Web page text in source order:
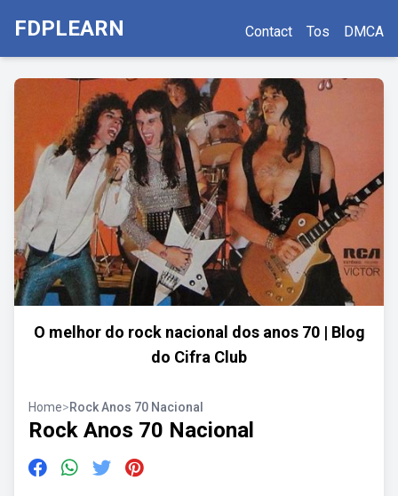
FDPLEARN Contact Tos DMCA
O melhor do rock nacional dos anos 70 | Blog
do Cifra Club
Home>Rock Anos 70 Nacional
Rock Anos 70 Nacional